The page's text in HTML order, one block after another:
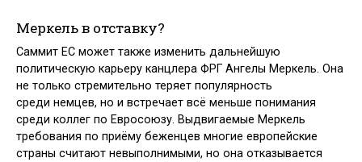
Меркель в отставку?
Саммит ЕС может также изменить дальнейшую
политическую карьеру канцлера ФРГ Ангелы Меркель. Она
не только стремительно теряет популярность
среди немцев, но и встречает всё меньше понимания
среди коллег по Евросоюзу. Выдвигаемые Меркель
требования по приёму беженцев многие европейские
страны считают невыполнимыми, но она отказывается